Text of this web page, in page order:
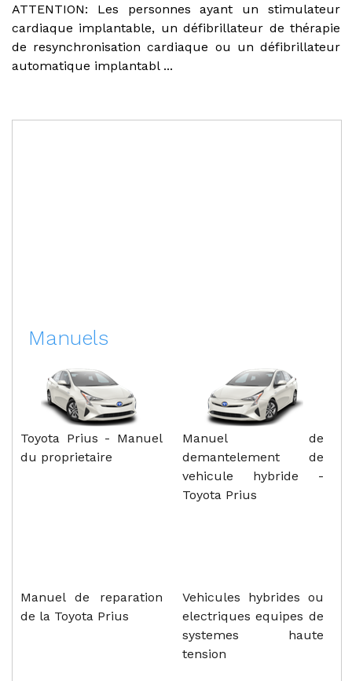
ATTENTION: Les personnes ayant un stimulateur
cardiaque implantable, un défibrillateur de thérapie
de resynchronisation cardiaque ou un défibrillateur
automatique implantabl ...
Manuels
Toyota Prius - Manuel
du proprietaire
Manuel de
demantelement de
vehicule hybride -
Toyota Prius
Manuel de reparation
de la Toyota Prius
Vehicules hybrides ou
electriques equipes de
systemes haute
tension